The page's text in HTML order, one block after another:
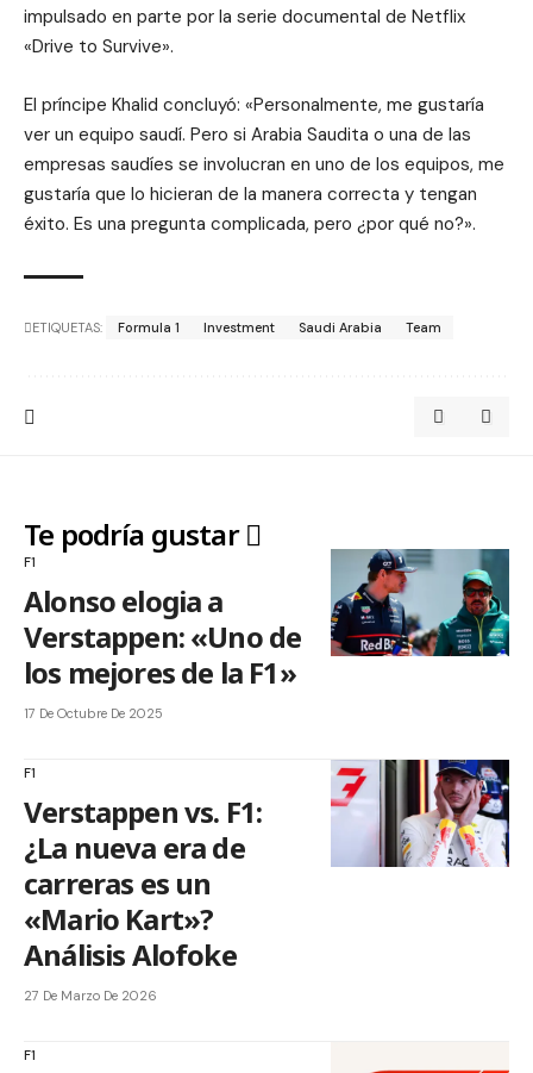
impulsado en parte por la serie documental de Netflix
«Drive to Survive».
El príncipe Khalid concluyó: «Personalmente, me gustaría
ver un equipo saudí. Pero si Arabia Saudita o una de las
empresas saudíes se involucran en uno de los equipos, me
gustaría que lo hicieran de la manera correcta y tengan
éxito. Es una pregunta complicada, pero ¿por qué no?».
ETIQUETAS: Formula 1 Investment Saudi Arabia Team
Te podría gustar
F1
Alonso elogia a
Verstappen: «Uno de
los mejores de la F1»
17 De Octubre De 2025
F1
Verstappen vs. F1:
¿La nueva era de
carreras es un
«Mario Kart»?
Análisis Alofoke
27 De Marzo De 2026
F1